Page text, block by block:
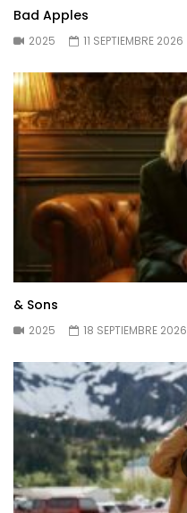
Bad Apples
2025 11 SEPTIEMBRE 2026
& Sons
2025 18 SEPTIEMBRE 2026